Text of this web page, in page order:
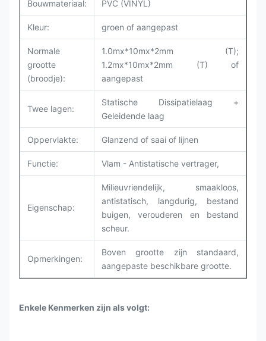
Bouwmateriaal: PVC (VINYL)
Kleur: groen of aangepast
Normale
grootte
(broodje):
1.0mx*10mx*2mm (T);
1.2mx*10mx*2mm (T) of
aangepast
Twee lagen:
Statische Dissipatielaag +
Geleidende laag
Oppervlakte: Glanzend of saai of lijnen
Functie: Vlam - Antistatische vertrager,
Eigenschap:
Milieuvriendelijk, smaakloos,
antistatisch, langdurig, bestand
buigen, verouderen en bestand
scheur.
Opmerkingen:
Boven grootte zijn standaard,
aangepaste beschikbare grootte.
Enkele Kenmerken zijn als volgt: